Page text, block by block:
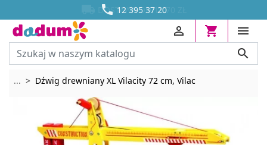
 12 395 37 20
DOSTAWA OD 13,70 ZŁ





... Rozwiń breadcrumbs
Dźwig drewniany XL Vilacity 72 cm, Vilac